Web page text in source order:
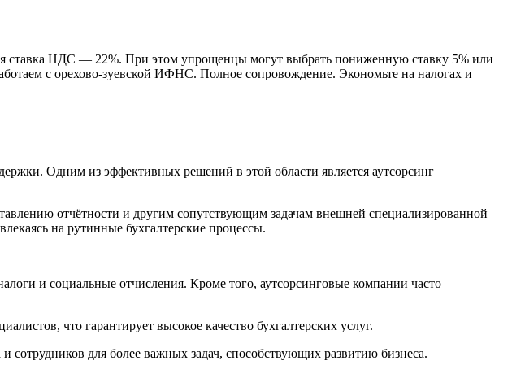
ставка НДС — 22%. При этом упрощенцы могут выбрать пониженную ставку 5% или
с орехово-зуевской ИФНС. Полное сопровождение. Экономьте на налогах и
Одним из эффективных решений в этой области является аутсорсинг
отчётности и другим сопутствующим задачам внешней специализированной
на рутинные бухгалтерские процессы.
и социальные отчисления. Кроме того, аутсорсинговые компании часто
что гарантирует высокое качество бухгалтерских услуг.
сотрудников для более важных задач, способствующих развитию бизнеса.